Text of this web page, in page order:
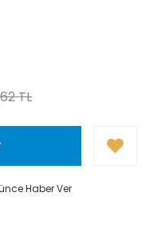
TL
Haber Ver